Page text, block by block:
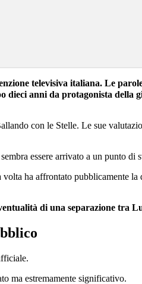
televisiva italiana. Le
anni da protagonista della
con le Stelle. Le sue
essere arrivato a un punto di
ha affrontato pubblicamente
di una separazione tra
ma estremamente significativo.